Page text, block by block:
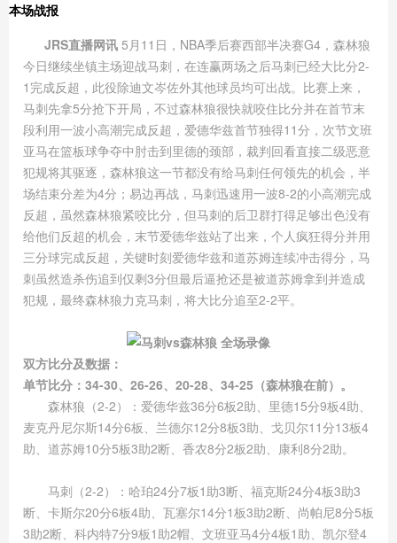
本场战报
JRS直播网讯 5月11日，NBA季后赛西部半决赛G4，森林狼
今日继续坐镇主场迎战马刺，在连赢两场之后马刺已经大比分2-
1完成反超，此役除迪文岑佐外其他球员均可出战。比赛上来，
马刺先拿5分抢下开局，不过森林狼很快就咬住比分并在首节末
段利用一波小高潮完成反超，爱德华兹首节独得11分，次节文班
亚马在篮板球争夺中肘击到里德的颈部，裁判回看直接二级恶意
犯规将其驱逐，森林狼这一节都没有给马刺任何领先的机会，半
场结束分差为4分；易边再战，马刺迅速用一波8-2的小高潮完成
反超，虽然森林狼紧咬比分，但马刺的后卫群打得足够出色没有
给他们反超的机会，末节爱德华兹站了出来，个人疯狂得分并用
三分球完成反超，关键时刻爱德华兹和道苏姆连续冲击得分，马
刺虽然造杀伤追到仅剩3分但最后逼抢还是被道苏姆拿到并造成
犯规，最终森林狼力克马刺，将大比分追至2-2平。
双方比分及数据：
单节比分：34-30、26-26、20-28、34-25（森林狼在前）。
森林狼（2-2）：爱德华兹36分6板2助、里德15分9板4助、
麦克丹尼尔斯14分6板、兰德尔12分8板3助、戈贝尔11分13板4
助、道苏姆10分5板3助2断、香农8分2板2助、康利8分2助。
马刺（2-2）：哈珀24分7板1助3断、福克斯24分4板3助3
断、卡斯尔20分6板4助、瓦塞尔14分1板3助2断、尚帕尼8分5板
3助2断、科内特7分9板1助2帽、文班亚马4分4板1助、凯尔登4